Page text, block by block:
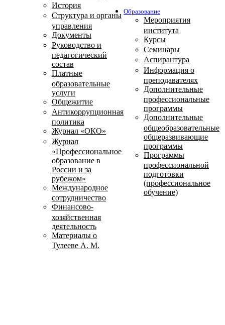
История
Структура и органы
управления
Документы
Руководство и
педагогический
состав
Платные
образовательные
услуги
Общежитие
Антикоррупционная
политика
Журнал «ОКО»
Журнал
«Профессиональное
образование в
России и за
рубежом»
Международное
сотрудничество
Финансово-
хозяйственная
деятельность
Материалы о
Тулееве А. М.
Образование
Мероприятия
института
Курсы
Семинары
Аспирантура
Информация о
преподавателях
Дополнительные
профессиональные
программы
Дополнительные
общеобразовательные
общеразвивающие
программы
Программы
профессиональной
подготовки
(профессиональное
обучение)